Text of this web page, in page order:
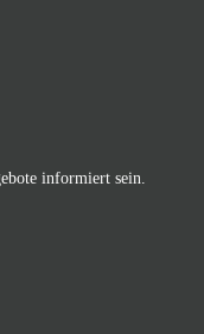
informiert sein.